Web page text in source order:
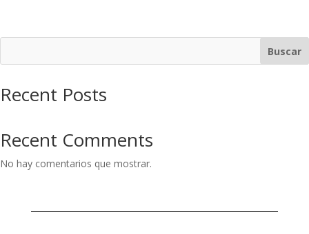
Buscar
Recent Posts
Recent Comments
No hay comentarios que mostrar.